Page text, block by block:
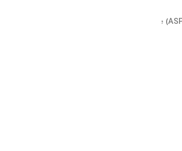
تهران ؛ شیخ بهایی جنوبی ؛ بلوار آیینه وند ؛ برجهای آ.اس.پ (ASP) ؛